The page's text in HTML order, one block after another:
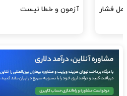
افتتاح پروژه‌ها شود؟